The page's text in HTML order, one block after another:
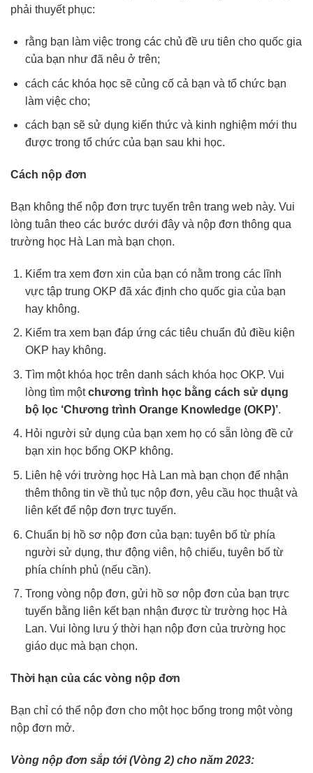
phải thuyết phục:
rằng bạn làm việc trong các chủ đề ưu tiên cho quốc gia
của bạn như đã nêu ở trên;
cách các khóa học sẽ củng cố cả bạn và tổ chức bạn
làm việc cho;
cách bạn sẽ sử dụng kiến thức và kinh nghiệm mới thu
được trong tổ chức của bạn sau khi học.
Cách nộp đơn
Bạn không thể nộp đơn trực tuyến trên trang web này. Vui
lòng tuân theo các bước dưới đây và nộp đơn thông qua
trường học Hà Lan mà bạn chọn.
Kiểm tra xem đơn xin của bạn có nằm trong các lĩnh
vực tập trung OKP đã xác định cho quốc gia của bạn
hay không.
Kiểm tra xem bạn đáp ứng các tiêu chuẩn đủ điều kiện
OKP hay không.
Tìm một khóa học trên danh sách khóa học OKP. Vui
lòng tìm mộtchương trình học bằng cách sử dụng
bộ lọc ‘Chương trình Orange Knowledge (OKP)’.
Hỏi người sử dụng của bạn xem họ có sẵn lòng đề cử
bạn xin học bổng OKP không.
Liên hệ với trường học Hà Lan mà bạn chọn để nhận
thêm thông tin về thủ tục nộp đơn, yêu cầu học thuật và
liên kết để nộp đơn trực tuyến.
Chuẩn bị hồ sơ nộp đơn của bạn: tuyên bố từ phía
người sử dụng, thư động viên, hộ chiếu, tuyên bố từ
phía chính phủ (nếu cần).
Trong vòng nộp đơn, gửi hồ sơ nộp đơn của bạn trực
tuyến bằng liên kết bạn nhận được từ trường học Hà
Lan. Vui lòng lưu ý thời hạn nộp đơn của trường học
giáo dục mà bạn chọn.
Thời hạn của các vòng nộp đơn
Bạn chỉ có thể nộp đơn cho một học bổng trong một vòng
nộp đơn mở.
Vòng nộp đơn sắp tới (Vòng 2) cho năm 2023: